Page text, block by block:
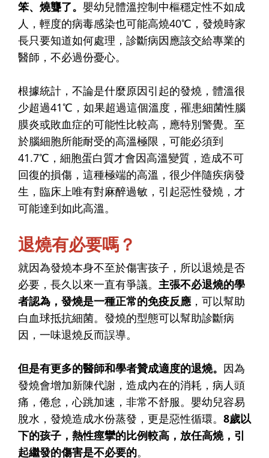
笨、燒聾了。 嬰幼兒體溫控制中樞穩定性不如成
人，輕度的病毒感染也可能高燒40℃，發燒時家
長只要知道如何處理，診斷病因應該交給專業的
醫師，不必過份憂心。
根據統計，不論是什麼原因引起的發燒，體溫很
少超過41℃，如果超過這個溫度，罹患細菌性腦
膜炎或敗血症的可能性比較高，應特別警覺。至
於腦細胞所能耐受的高溫極限，可能必須到
41.7℃，細胞蛋白質才會因高溫變質，造成不可
回復的損傷，這種極端的高溫，很少伴隨疾病發
生，臨床上唯有對麻醉過敏，引起惡性發燒，才
可能達到如此高溫。
退燒有必要嗎？
就因為發燒本身不至於傷害孩子，所以退燒是否
必要，長久以來一直有爭議。 主張不必退燒的學
者認為，發燒是一種正常的免疫反應 ，可以幫助
白血球抵抗細菌。發燒的型態可以幫助診斷病
因，一味退燒反而誤導。
但是有更多的醫師和學者贊成適度的退燒。 因為
發燒會增加新陳代謝，造成內在的消耗，病人頭
痛，倦怠，心跳加速，非常不舒服。嬰幼兒容易
脫水，發燒造成水份蒸發，更是惡性循環。 8歲以
下的孩子，熱性痙攣的比例較高，放任高燒，引
起繼發的傷害是不必要的。